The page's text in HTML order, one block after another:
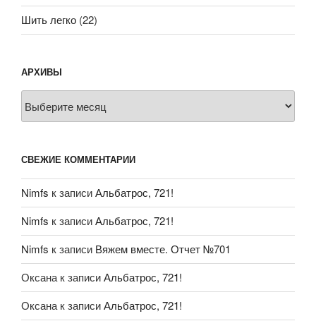
Шить легко (22)
АРХИВЫ
СВЕЖИЕ КОММЕНТАРИИ
Nimfs к записиАльбатрос, 721!
Nimfs к записиАльбатрос, 721!
Nimfs к записи Вяжем вместе. Отчет №701
Оксана к записиАльбатрос, 721!
Оксана к записиАльбатрос, 721!